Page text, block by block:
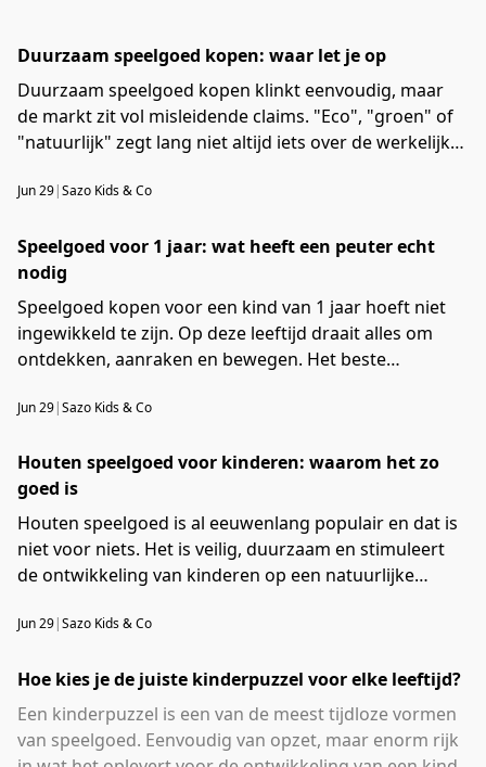
Duurzaam speelgoed kopen: waar let je op
Duurzaam speelgoed kopen klinkt eenvoudig, maar
de markt zit vol misleidende claims. "Eco", "groen" of
"natuurlijk" zegt lang niet altijd iets over de werkelijke
leggen we uit waar je echt op moet letten als je
Jun 29|Sazo Kids & Co
Speelgoed voor 1 jaar: wat heeft een peuter echt
nodig
Speelgoed kopen voor een kind van 1 jaar hoeft niet
ingewikkeld te zijn. Op deze leeftijd draait alles om
ontdekken, aanraken en bewegen. Het beste
technische, maar het speelgoed dat uitdaagt zonder
en waarom.
Jun 29|Sazo Kids & Co
Houten speelgoed voor kinderen: waarom het zo
goed is
Houten speelgoed is al eeuwenlang populair en dat is
niet voor niets. Het is veilig, duurzaam en stimuleert
de ontwikkeling van kinderen op een natuurlijke
speelgoed dat uitnodigt tot fantasie en ontdekking. En
dan met plastic alternatieven.
Jun 29|Sazo Kids & Co
Hoe kies je de juiste kinderpuzzel voor elke leeftijd?
Een kinderpuzzel is een van de meest tijdloze vormen
van speelgoed. Eenvoudig van opzet, maar enorm rijk